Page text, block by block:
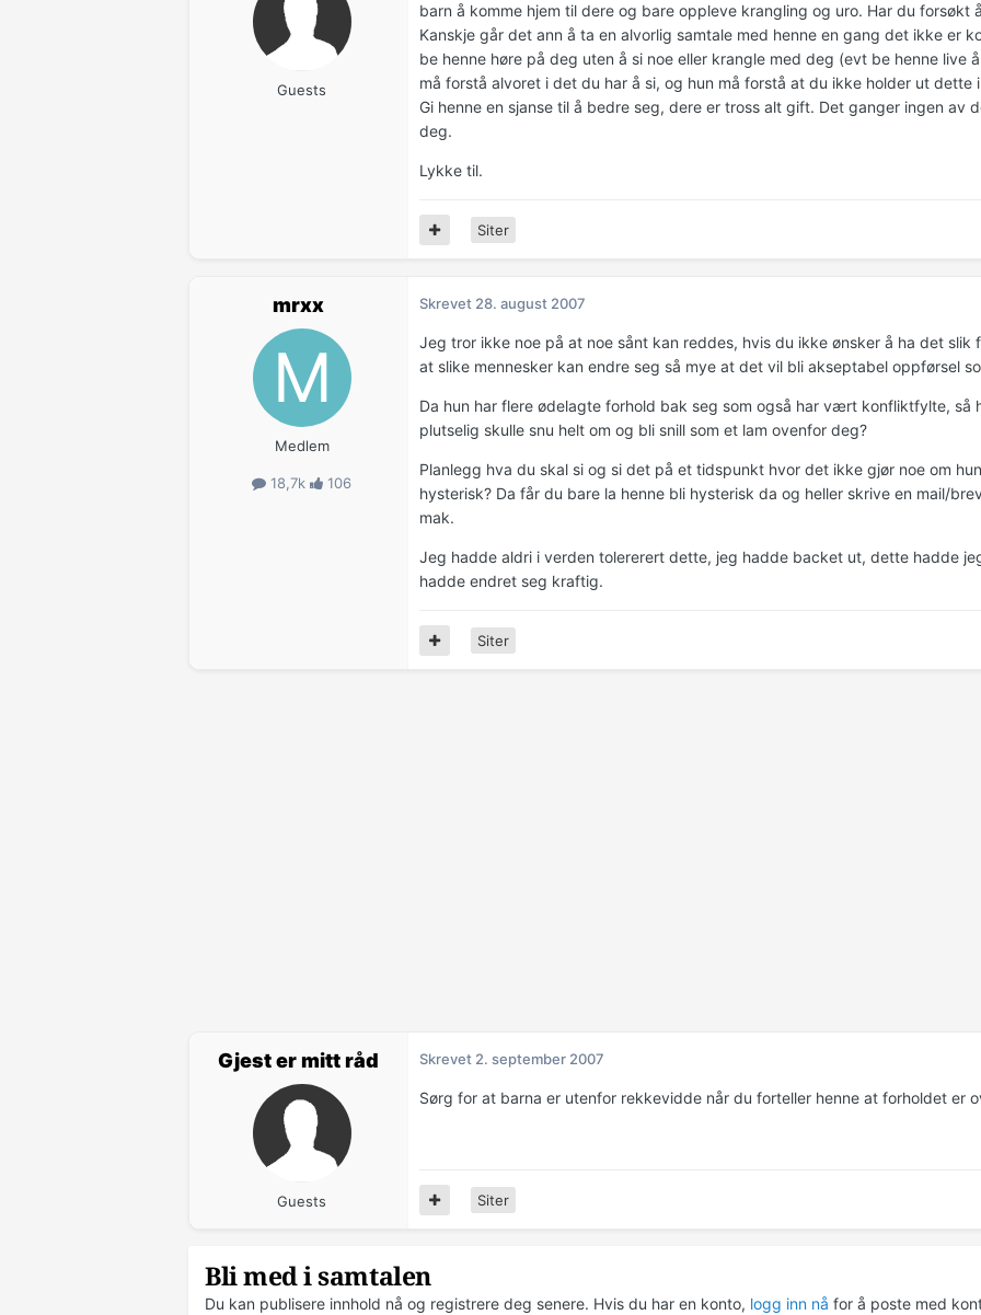
Guests
barn å komme hjem til dere og bare oppleve krangling og uro. Har du forsøkt
Kanskje går det ann å ta en alvorlig samtale med henne en gang det ikke er
be henne høre på deg uten å si noe eller krangle med deg (evt be henne live
må forstå alvoret i det du har å si, og hun må forstå at du ikke holder ut dette
Gi henne en sjanse til å bedre seg, dere er tross alt gift. Det ganger ingen av
deg.
Lykke til.
Siter
mrxx
Medlem
18,7k 106
Skrevet 28. august 2007
Jeg tror ikke noe på at noe sånt kan reddes, hvis du ikke ønsker å ha det slik
at slike mennesker kan endre seg så mye at det vil bli akseptabel oppførsel
Da hun har flere ødelagte forhold bak seg som også har vært konfliktfylte, så
plutselig skulle snu helt om og bli snill som et lam ovenfor deg?
Planlegg hva du skal si og si det på et tidspunkt hvor det ikke gjør noe om
hysterisk? Da får du bare la henne bli hysterisk da og heller skrive en mail/
mak.
Jeg hadde aldri i verden tolererert dette, jeg hadde backet ut, dette hadde
hadde endret seg kraftig.
Siter
Gjest er mitt råd
Guests
Skrevet 2. september 2007
Sørg for at barna er utenfor rekkevidde når du forteller henne at forholdet er
Siter
Bli med i samtalen
Du kan publisere innhold nå og registrere deg senere. Hvis du har en konto, logg inn nå for å poste med